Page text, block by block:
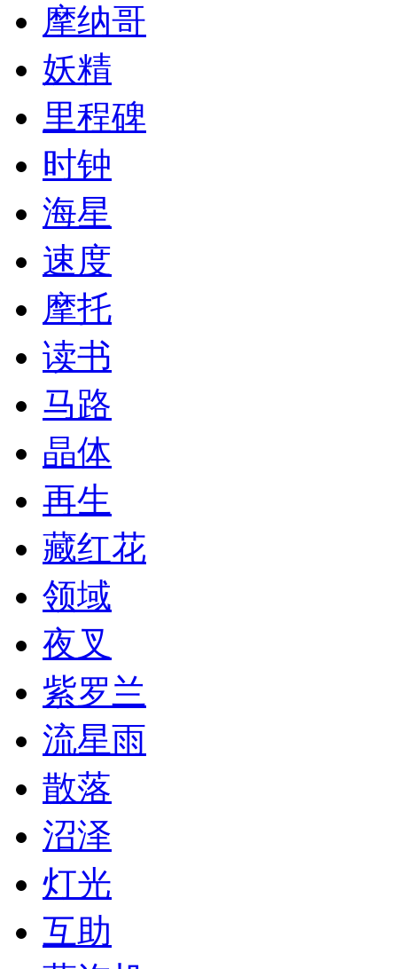
摩纳哥
妖精
里程碑
时钟
海星
速度
摩托
读书
马路
晶体
再生
藏红花
领域
夜叉
紫罗兰
流星雨
散落
沼泽
灯光
互助